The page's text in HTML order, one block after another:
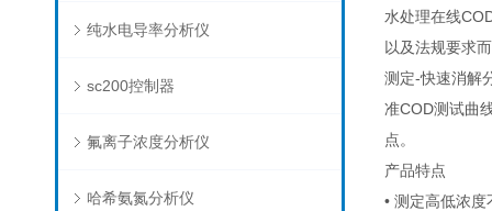
纯水电导率分析仪
sc200控制器
氟离子浓度分析仪
哈希氨氮分析仪
水处理在线
以及法规要求
测定-快速消解
准COD测试曲
点。
产品特点
• 测定高低浓